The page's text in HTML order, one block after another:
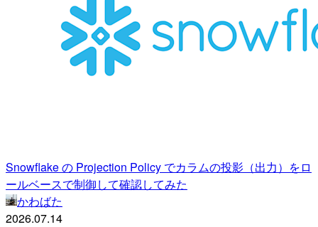
Snowflake の Projection Policy でカラムの投影（出力）をロ
ールベースで制御して確認してみた
かわばた
2026.07.14